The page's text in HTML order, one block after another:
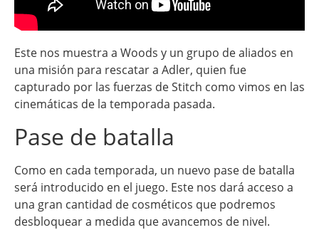
Este nos muestra a Woods y un grupo de aliados en
una misión para rescatar a Adler, quien fue
capturado por las fuerzas de Stitch como vimos en las
cinemáticas de la temporada pasada.
Pase de batalla
Como en cada temporada, un nuevo pase de batalla
será introducido en el juego. Este nos dará acceso a
una gran cantidad de cosméticos que podremos
desbloquear a medida que avancemos de nivel.